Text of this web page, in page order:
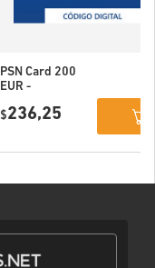
PSN Card 200
EUR -
Network
$236,25